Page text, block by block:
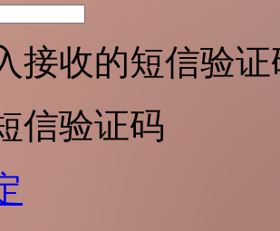
接收的短信验证
信验证码